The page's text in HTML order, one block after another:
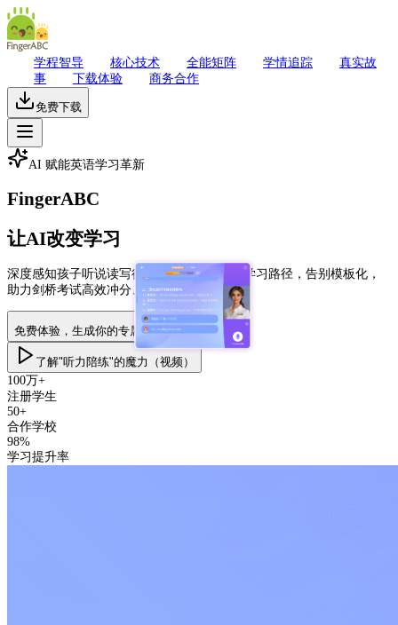
学程智导 核心技术 全能矩阵 学情追踪
真实故
事
下载体验 商务合作
免费下载
AI 赋能英语学习革新
FingerABC
让AI改变学习
深度感知孩子听说读写行为特征，实时优化学习路径，告别模板化，
助力剑桥考试高效冲分、英语能力全面进阶。
免费体验，生成你的专属学习地图
了解"听力陪练"的魔力（视频）
100万+
注册学生
50+
合作学校
98%
学习提升率